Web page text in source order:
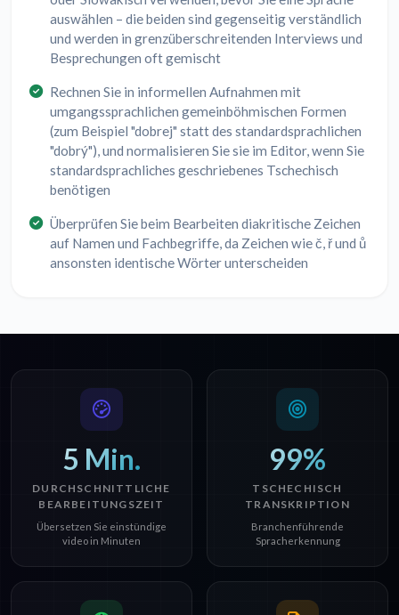
auswählen – die beiden sind gegenseitig verständlich
und werden in grenzüberschreitenden Interviews und
Besprechungen oft gemischt
Rechnen Sie in informellen Aufnahmen mit
umgangssprachlichen gemeinböhmischen Formen
(zum Beispiel "dobrej" statt des standardsprachlichen
"dobrý"), und normalisieren Sie sie im Editor, wenn Sie
standardsprachliches geschriebenes Tschechisch
benötigen
Überprüfen Sie beim Bearbeiten diakritische Zeichen
auf Namen und Fachbegriffe, da Zeichen wie č, ř und ů
ansonsten identische Wörter unterscheiden
5 Min.
DURCHSCHNITTLICHE
BEARBEITUNGSZEIT
Übersetzen Sie einstündige
video in Minuten
99%
TSCHECHISCH
TRANSKRIPTION
Branchenführende
Spracherkennung